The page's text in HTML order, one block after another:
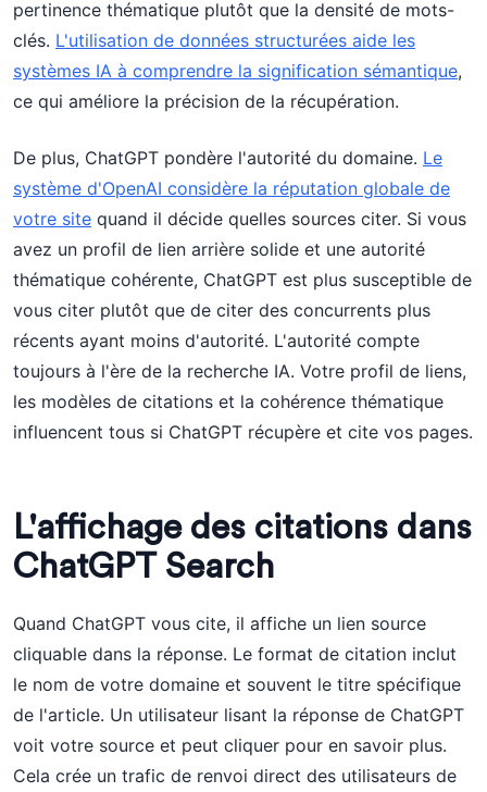
pertinence thématique plutôt que la densité de mots-
clés. L'utilisation de données structurées aide les
systèmes IA à comprendre la signification sémantique,
ce qui améliore la précision de la récupération.
De plus, ChatGPT pondère l'autorité du domaine. Le
système d'OpenAI considère la réputation globale de
votre site quand il décide quelles sources citer. Si vous
avez un profil de lien arrière solide et une autorité
thématique cohérente, ChatGPT est plus susceptible de
vous citer plutôt que de citer des concurrents plus
récents ayant moins d'autorité. L'autorité compte
toujours à l'ère de la recherche IA. Votre profil de liens,
les modèles de citations et la cohérence thématique
influencent tous si ChatGPT récupère et cite vos pages.
L'affichage des citations dans
ChatGPT Search
Quand ChatGPT vous cite, il affiche un lien source
cliquable dans la réponse. Le format de citation inclut
le nom de votre domaine et souvent le titre spécifique
de l'article. Un utilisateur lisant la réponse de ChatGPT
voit votre source et peut cliquer pour en savoir plus.
Cela crée un trafic de renvoi direct des utilisateurs de